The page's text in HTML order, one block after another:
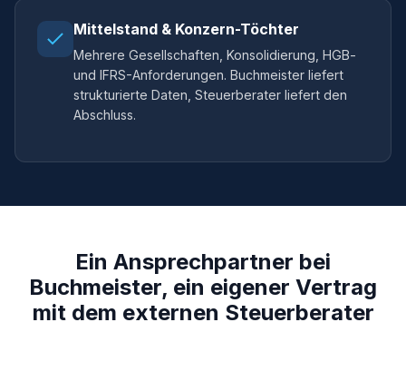
Mittelstand & Konzern-Töchter
Mehrere Gesellschaften, Konsolidierung, HGB-
und IFRS-Anforderungen. Buchmeister liefert
strukturierte Daten, Steuerberater liefert den
Abschluss.
Ein Ansprechpartner bei
Buchmeister, ein eigener Vertrag
mit dem externen Steuerberater